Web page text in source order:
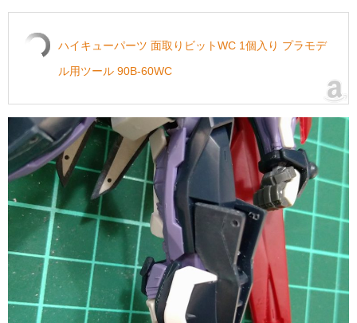
ハイキューパーツ 面取りビットWC 1個入り プラモデ
ル用ツール 90B-60WC